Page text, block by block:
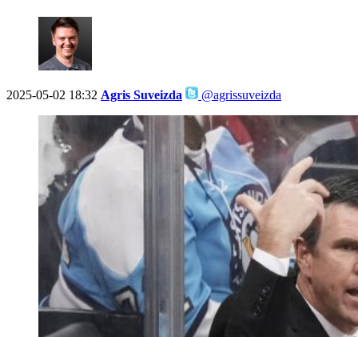
2025-05-02 18:32 Agris Suveizda @agrissuveizda